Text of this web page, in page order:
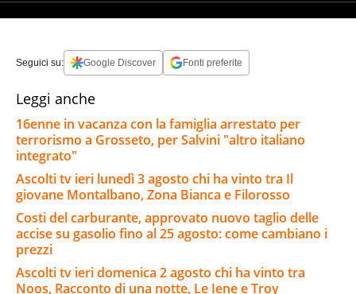
Seguici su: Google Discover Fonti preferite
Leggi anche
16enne in vacanza con la famiglia arrestato per
terrorismo a Grosseto, per Salvini "altro italiano
integrato"
Ascolti tv ieri lunedì 3 agosto chi ha vinto tra Il
giovane Montalbano, Zona Bianca e Filorosso
Costi del carburante, approvato nuovo taglio delle
accise su gasolio fino al 25 agosto: come cambiano i
prezzi
Ascolti tv ieri domenica 2 agosto chi ha vinto tra
Noos, Racconto di una notte, Le Iene e Troy